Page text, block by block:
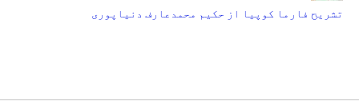
تشریح فارما کوپیا از حکیم محمدعارف دنیاپوری